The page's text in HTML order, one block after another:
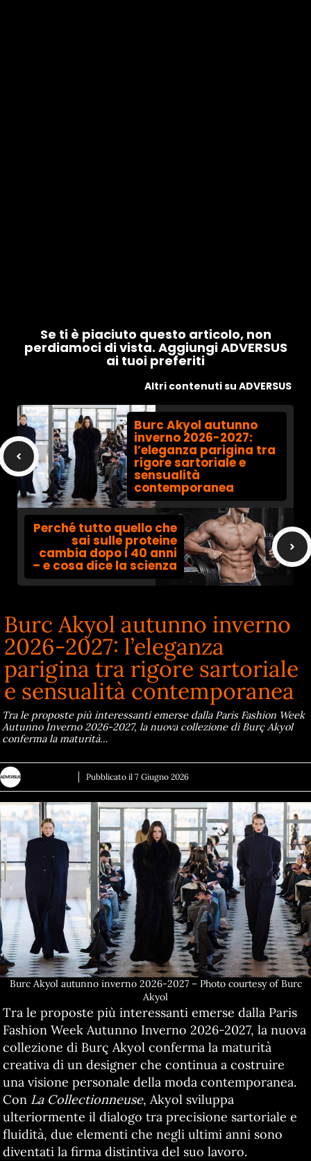
Se ti è piaciuto questo articolo, non
perdiamoci di vista. Aggiungi ADVERSUS
ai tuoi preferiti
Altri contenuti su ADVERSUS
Burc Akyol autunno
inverno 2026-2027:
l’eleganza parigina tra
rigore sartoriale e
sensualità
contemporanea
Perché tutto quello che
sai sulle proteine
cambia dopo i 40 anni
– e cosa dice la scienza
Burc Akyol autunno inverno
2026-2027: l’eleganza
parigina tra rigore sartoriale
e sensualità contemporanea
Tra le proposte più interessanti emerse dalla Paris Fashion Week
Autunno Inverno 2026-2027, la nuova collezione di Burç Akyol
conferma la maturità…
Pubblicato il 7 Giugno 2026
Burc Akyol autunno inverno 2026-2027 – Photo courtesy of Burc
Akyol
Tra le proposte più interessanti emerse dalla Paris
Fashion Week Autunno Inverno 2026-2027, la nuova
collezione di Burç Akyol conferma la maturità
creativa di un designer che continua a costruire
una visione personale della moda contemporanea.
Con La Collectionneuse, Akyol sviluppa
ulteriormente il dialogo tra precisione sartoriale e
fluidità, due elementi che negli ultimi anni sono
diventati la firma distintiva del suo lavoro.